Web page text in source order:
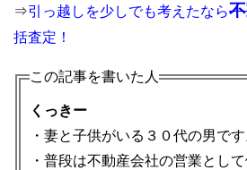
⇒引っ越しを少しでも考えたなら
括査定！
この記事を書いた人
くっきー
・妻と子供がいる３０代の男です
・普段は不動産会社の営業として